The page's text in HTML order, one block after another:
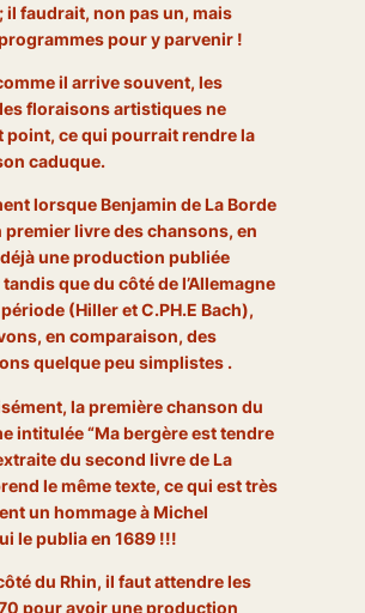
il faudrait, non pas un, mais
pour y parvenir !
il arrive souvent, les
floraisons artistiques ne
point, ce qui pourrait rendre la
caduque.
lorsque Benjamin de La Borde
premier livre des chansons, en
déjà une production publiée
que du côté de l’Allemagne
(Hiller et C.PH.E Bach),
en comparaison, des
quelque peu simplistes .
la première chanson du
intitulée “Ma bergère est tendre
du second livre de La
le même texte, ce qui est très
un hommage à Michel
le publia en 1689 !!!
du Rhin, il faut attendre les
pour avoir une production